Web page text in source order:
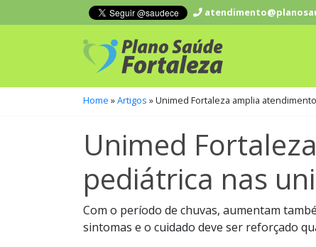
Home »Artigos »Unimed Fortaleza amplia
Unimed
pediátrica nas
Com o período de chuvas, aumentam
sintomas e o cuidado deve ser reforçado